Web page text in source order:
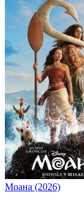
Моана (2026)